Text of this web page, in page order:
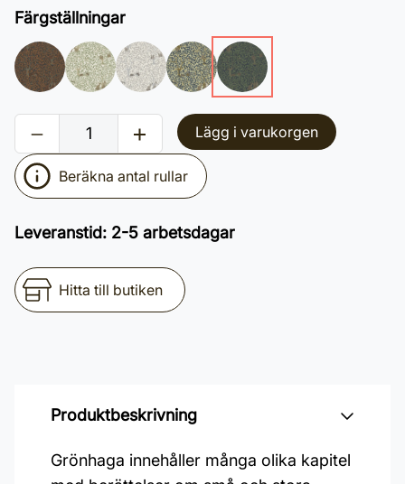
Färgställningar
Lägg i varukorgen
Beräkna antal rullar
Leveranstid: 2-5 arbetsdagar
Hitta till butiken
Produktbeskrivning
Grönhaga innehåller många olika kapitel